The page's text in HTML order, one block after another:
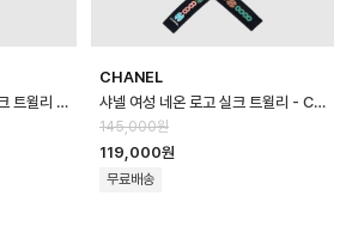
샤넬 여성 CC 시그니처 실크 트윌리 - Chanel Womens CC Signature …
CHANEL
샤넬 여성 네온 로고 실크 트윌리 - Chanel Womens Neon Logo Silk …
145,000원
119,000원
무료배송